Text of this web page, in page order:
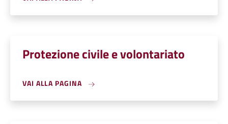
Protezione civile e volontariato
VAI ALLA PAGINA